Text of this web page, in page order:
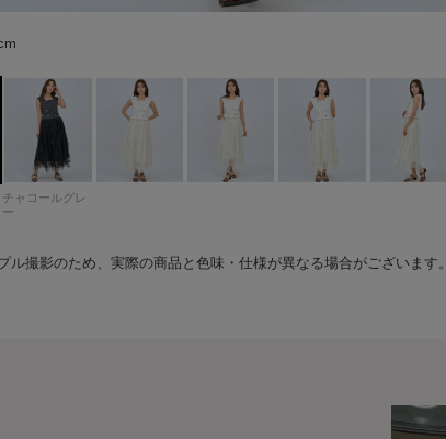
ー color：アイボリー
color：アイボリー
color：アイボリー
color：アイボリー
color：アイボリー
color：アイボリー
color：アイボリー
color：アイボリー
ー
ー
ー
ー
ー
ーcolor：チャコールグレー
color：チャコールグレー
color：チャコールグレー
color：チャコールグレー
color：チャコールグレー
ルグレー
color：チャコールグレー
color：チャコールグレー
チャコールグレ
ー
ル撮影のため、実際の商品と色味・仕様が異なる場合がございます。